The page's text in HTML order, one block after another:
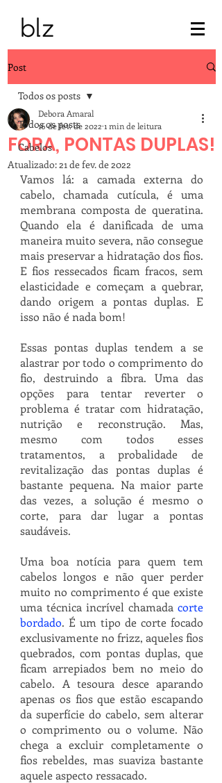
Post
Todos os posts
Cabelos
Todos os posts
FORA, PONTAS DUPLAS!
Debora Amaral
16 de fev. de 2022 1 min de leitura
Atualizado:21 de fev. de 2022
Vamos lá: a camada externa do
cabelo, chamada cutícula, é uma
membrana composta de queratina.
Quando ela é danificada de uma
maneira muito severa, não consegue
mais preservar a hidratação dos fios.
E fios ressecados ficam fracos, sem
elasticidade e começam a quebrar,
dando origem a pontas duplas. E
isso não é nada bom!
Essas pontas duplas tendem a se
alastrar por todo o comprimento do
fio, destruindo a fibra. Uma das
opções para tentar reverter o
problema é tratar com hidratação,
nutrição e reconstrução. Mas,
mesmo com todos esses
tratamentos, a probalidade de
revitalização das pontas duplas é
bastante pequena. Na maior parte
das vezes, a solução é mesmo o
corte, para dar lugar a pontas
saudáveis.
Uma boa notícia para quem tem
cabelos longos e não quer perder
muito no comprimento é que existe
uma técnica incrível chamada corte
bordado. É um tipo de corte focado
exclusivamente no frizz, aqueles fios
quebrados, com pontas duplas, que
ficam arrepiados bem no meio do
cabelo. A tesoura desce aparando
apenas os fios que estão escapando
da superfície do cabelo, sem alterar
o comprimento ou o volume. Não
chega a excluir completamente o
fios rebeldes, mas suaviza bastante
aquele aspecto ressacado.